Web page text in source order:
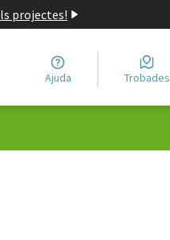
projectes!
Ajuda Trobades